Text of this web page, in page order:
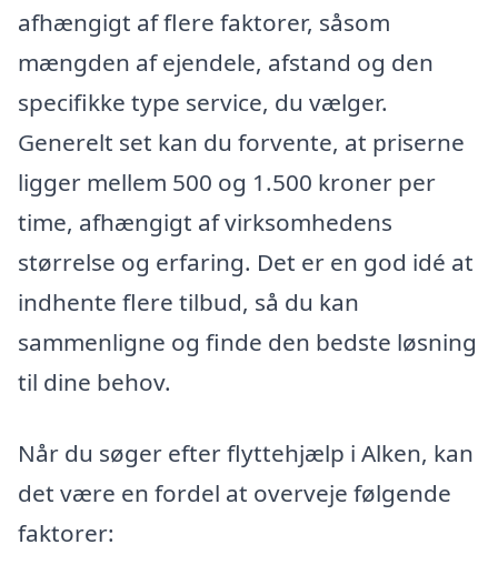
afhængigt af flere faktorer, såsom
mængden af ejendele, afstand og den
specifikke type service, du vælger.
Generelt set kan du forvente, at priserne
ligger mellem 500 og 1.500 kroner per
time, afhængigt af virksomhedens
størrelse og erfaring. Det er en god idé at
indhente flere tilbud, så du kan
sammenligne og finde den bedste løsning
til dine behov.
Når du søger efter flyttehjælp i Alken, kan
det være en fordel at overveje følgende
faktorer: